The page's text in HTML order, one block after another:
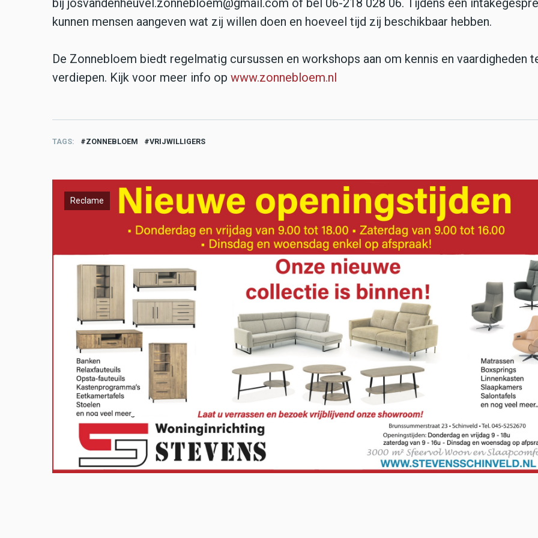
bij josvandenheuvel.zonnebloem@gmail.com of bel 06-218 028 06. Tijdens een
kunnen mensen aangeven wat zij willen doen en hoeveel tijd zij beschikbaar hebben.
De Zonnebloem biedt regelmatig cursussen en workshops aan om kennis en vaardigheden
verdiepen. Kijk voor meer info op www.zonnebloem.nl
TAGS ZONNEBLOEM VRIJWILLIGERS
Reclame